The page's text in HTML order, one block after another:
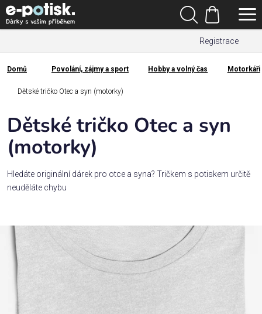
Přejít
na
obsah
Registrace
Hledat
Nákupní
košík
Kategorie
Dárek
pro
Rodina
/
Povolání,
zájmy a
sport
Příležitosti
Domů
Domů Povolání, zájmy a sport Hobby a volný čas Motorkáři
Dětské tričko Otec a syn (motorky)
Dětské tričko Otec a syn
(motorky)
Hledáte originální dárek pro otce a syna? Tričkem s potiskem určitě
neuděláte chybu